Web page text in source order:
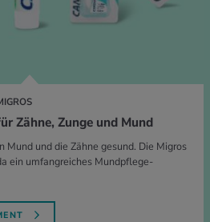
Zähne, Zunge und Mund
Mund und die Zähne gesund. Die Migros
ein umfangreiches Mundpflege-